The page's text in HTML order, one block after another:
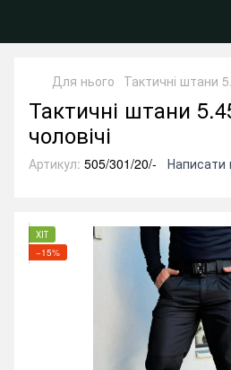
Для нього Тактичні штани
Тактичні штани
чоловічі
Артикул: 505/301/20/- Написати
ХІТ
−15%